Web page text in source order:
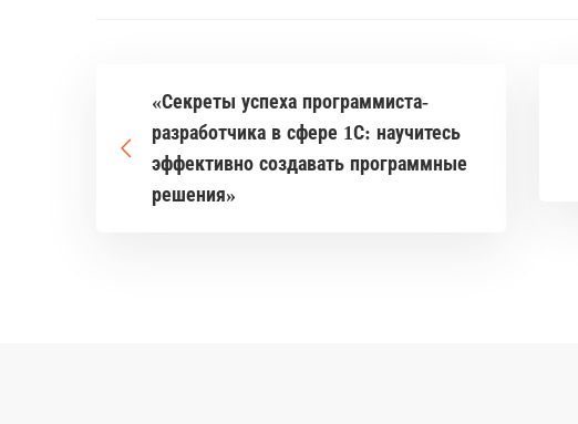
«Секреты успеха программиста-
разработчика в сфере 1С: научитесь
эффективно создавать программные
решения»